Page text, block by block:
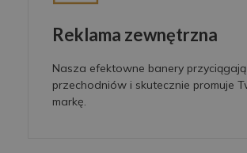
Reklama zewnętrzna
Nasza efektowne banery
przechodniów i skutecznie promuje
markę.